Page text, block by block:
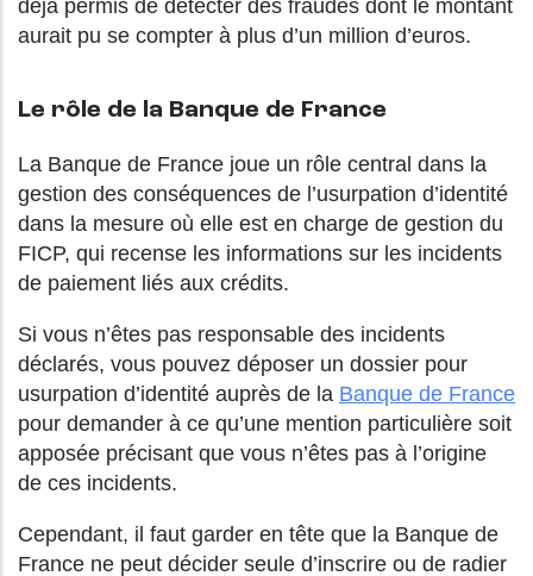
déjà permis de détecter des fraudes dont le montant
aurait pu se compter à plus d’un million d’euros.
Le rôle de la Banque de France
La Banque de France joue un rôle central dans la
gestion des conséquences de l’usurpation d’identité
dans la mesure où elle est en charge de gestion du
FICP, qui recense les informations sur les incidents
de paiement liés aux crédits.
Si vous n’êtes pas responsable des incidents
déclarés, vous pouvez déposer un dossier pour
usurpation d’identité auprès de la Banque de France
pour demander à ce qu’une mention particulière soit
apposée précisant que vous n’êtes pas à l’origine
de ces incidents.
Cependant, il faut garder en tête que la Banque de
France ne peut décider seule d’inscrire ou de radier